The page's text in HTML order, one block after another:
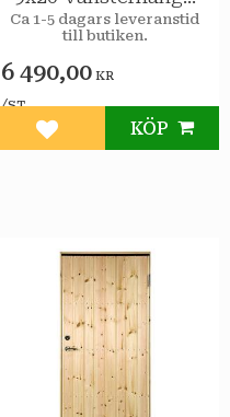
STAR Varmförråd 2-
glas isolerruta
Ca 1-5 dagars leveranstid
till butiken.
6 490,00 KR
/ST
Lägg till i favoriter
KÖP